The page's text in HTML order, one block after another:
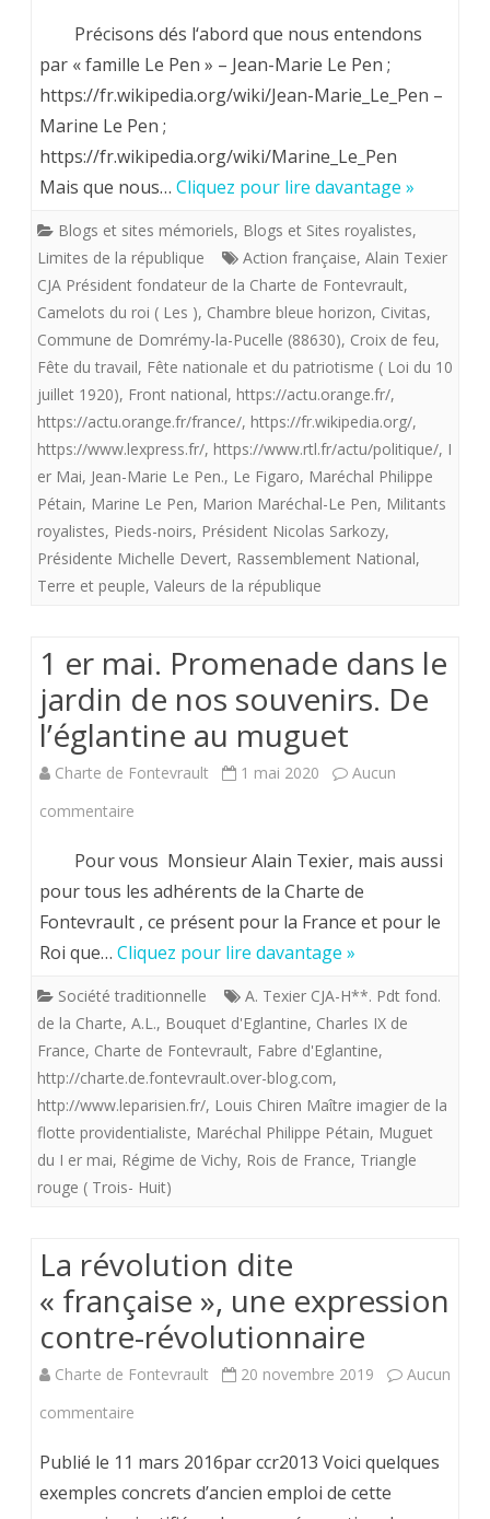
rapports
à
clarifier
famille
Le
Pen,
Jeanne
d
‘Arc
et
royalistes.
Précisons dés l‘abord que nous entendons
par « famille Le Pen » – Jean-Marie Le Pen ;
https://fr.wikipedia.org/wiki/Jean-Marie_Le_Pen –
Marine Le Pen ;
https://fr.wikipedia.org/wiki/Marine_Le_Pen
Mais que nous… Cliquez pour lire davantage »
Blogs et sites mémoriels, Blogs et Sites royalistes,
Limites de la république
Action française, Alain Texier
CJA Président fondateur de la Charte de Fontevrault,
Camelots du roi ( Les ), Chambre bleue horizon, Civitas,
Commune de Domrémy-la-Pucelle (88630), Croix de feu,
Fête du travail, Fête nationale et du patriotisme ( Loi du 10
juillet 1920), Front national, https://actu.orange.fr/,
https://actu.orange.fr/france/, https://fr.wikipedia.org/,
https://www.lexpress.fr/, https://www.rtl.fr/actu/politique/, I
er Mai, Jean-Marie Le Pen., Le Figaro, Maréchal Philippe
Pétain, Marine Le Pen, Marion Maréchal-Le Pen, Militants
royalistes, Pieds-noirs, Président Nicolas Sarkozy,
Présidente Michelle Devert, Rassemblement National,
Terre et peuple, Valeurs de la république
1 er mai. Promenade dans le
jardin de nos souvenirs. De
l’églantine au muguet
Charte de Fontevrault 1 mai 2020
Aucun
commentaire
er
mai.
Promenade
dans
jardin
de
nos
souvenirs.
l’églantine
au
muguet
Pour vous Monsieur Alain Texier, mais aussi
pour tous les adhérents de la Charte de
Fontevrault , ce présent pour la France et pour le
Roi que… Cliquez pour lire davantage »
Société traditionnelle
A. Texier CJA-H**. Pdt fond.
de la Charte, A.L., Bouquet d'Eglantine, Charles IX de
France, Charte de Fontevrault, Fabre d'Eglantine,
http://charte.de.fontevrault.over-blog.com,
http://www.leparisien.fr/, Louis Chiren Maître imagier de la
flotte providentialiste, Maréchal Philippe Pétain, Muguet
du I er mai, Régime de Vichy, Rois de France, Triangle
rouge ( Trois- Huit)
La révolution dite
« française », une expression
contre-révolutionnaire
Charte de Fontevrault 20 novembre 2019
Aucun
commentaire
révolution
Publié le 11 mars 2016par ccr2013 Voici quelques
exemples concrets d’ancien emploi de cette